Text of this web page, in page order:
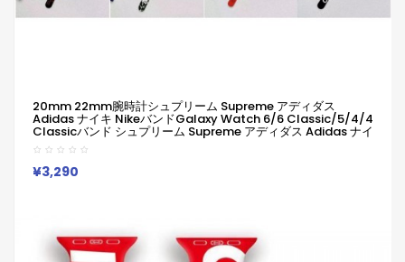
20mm 22mm腕時計シュプリーム Supreme アディダス
Adidas ナイキ NikeバンドGalaxy Watch 6/6 Classic/5/4/4
Classicバンド シュプリーム Supreme アディダス Adidas ナイ
キ Nikeアップルウォッチ11 10 9 Ultra2 8 7 6 5バンド 49mm
45mm ハイブランド柔らかい 通気性 防水 防汗 男女兼用
Galaxy/appleなどウォッチ対応
¥3,290